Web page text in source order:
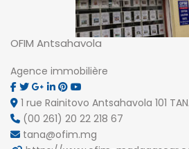
OFIM Antsahavola
Agence immobilière
1 rue Rainitovo Antsahavola 101
(00 261) 20 22 218 67
tana@ofim.mg